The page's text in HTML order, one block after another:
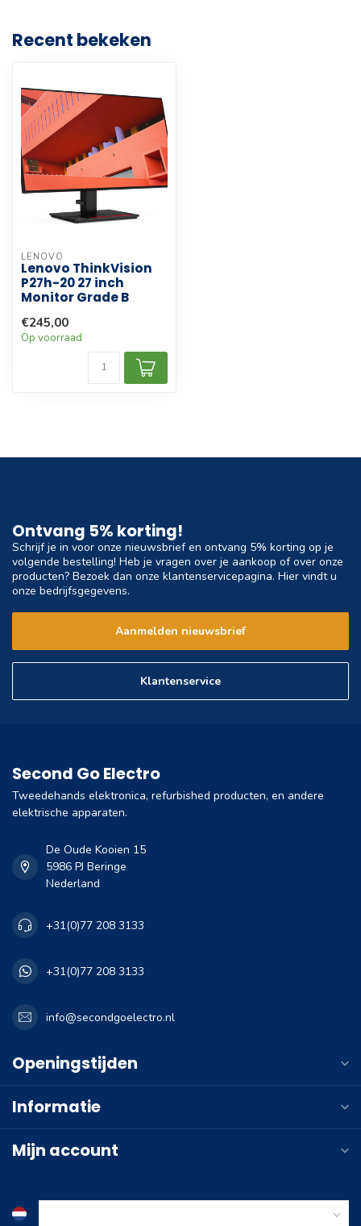
Recent bekeken
LENOVO
Lenovo ThinkVision
P27h-20 27 inch
Monitor Grade B
€245,00
Op voorraad
Ontvang 5% korting!
Schrijf je in voor onze nieuwsbrief en ontvang 5% korting op je
volgende bestelling! Heb je vragen over je aankoop of over onze
producten? Bezoek dan onze klantenservicepagina. Hier vindt u
onze bedrijfsgegevens.
Aanmelden nieuwsbrief
Klantenservice
Second Go Electro
Tweedehands elektronica, refurbished producten, en andere
elektrische apparaten.
De Oude Kooien 15
5986 PJ Beringe
Nederland
+31(0)77 208 3133
+31(0)77 208 3133
info@secondgoelectro.nl
Openingstijden
Informatie
Mijn account